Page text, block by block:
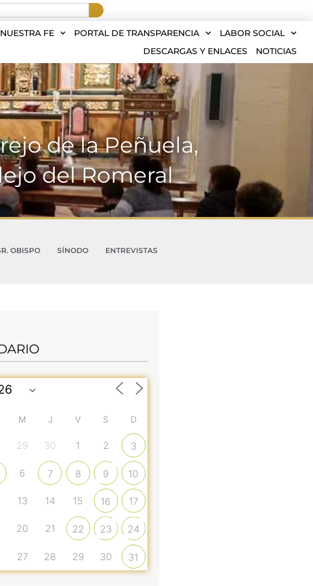
FE PORTAL DE TRANSPARENCIA
LABOR SOCIAL
DESCARGAS Y ENLACES
NOTICIAS
de la Peñuela,
del Romeral
OBISPO SÍNODO
ENTREVISTAS
M J V S D
29 30 1 2 3
6 7 8 9 10
13 14 15 16 17
20 21 22 23 24
27 28 29 30 31